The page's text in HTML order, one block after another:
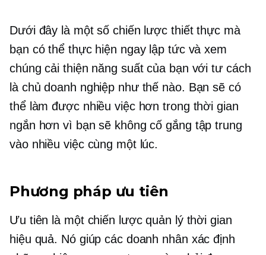
Dưới đây là một số chiến lược thiết thực mà
bạn có thể thực hiện ngay lập tức và xem
chúng cải thiện năng suất của bạn với tư cách
là chủ doanh nghiệp như thế nào. Bạn sẽ có
thể làm được nhiều việc hơn trong thời gian
ngắn hơn vì bạn sẽ không cố gắng tập trung
vào nhiều việc cùng một lúc.
Phương pháp ưu tiên
Ưu tiên là một chiến lược quản lý thời gian
hiệu quả. Nó giúp các doanh nhân xác định